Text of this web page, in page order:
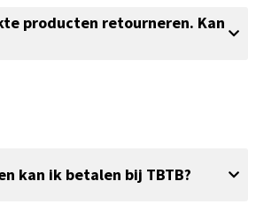
producten retourneren. Kan
kan ik betalen bij TBTB?